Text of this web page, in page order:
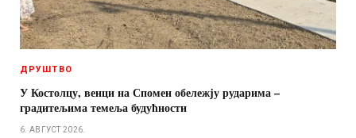
ДРУШТВО
У Костолцу, венци на Спомен обележју рударима –
градитељима темеља будућности
6. АВГУСТ 2026.